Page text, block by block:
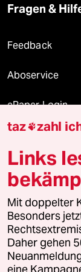
Fragen &
Feedback
Aboservice
ePaper Login
Downloads für
© 2026 taz
Alle Rechte
wenden Sie sich
Feedback
taz zahl
Links
Mit doppelter
Besonders
Daher gehen